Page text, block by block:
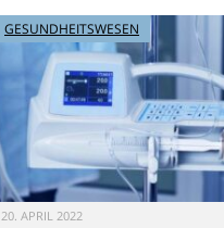
GESUNDHEITSWESEN
20. APRIL 2022